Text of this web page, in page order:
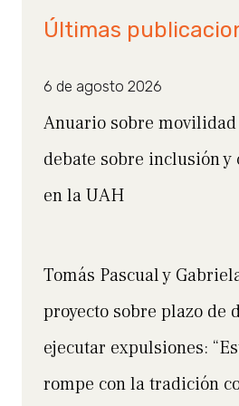
Últimas
6 de agosto 2026
Anuario sobre
debate sobre inclusión y
en la UAH
Tomás Pascual y
proyecto sobre plazo de
ejecutar expulsiones:
rompe con la tradición